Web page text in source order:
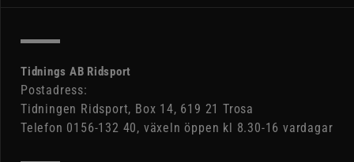
Tidnings AB Ridsport
Postadress:
Tidningen Ridsport, Box 14, 619 21 Trosa
Telefon 0156-132 40, växeln öppen kl 8.30-16 vardagar